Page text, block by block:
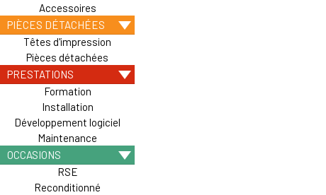
Accessoires
PIÈCES DÉTACHÉES
Têtes d'impression
Pièces détachées
PRESTATIONS
Formation
Installation
Développement logiciel
Maintenance
OCCASIONS
RSE
Reconditionné